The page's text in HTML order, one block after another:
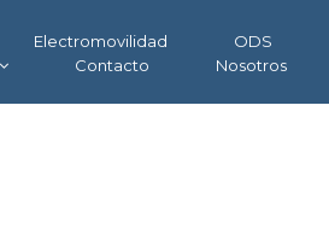
Electromovilidad
ODS
Contacto
Nosotros